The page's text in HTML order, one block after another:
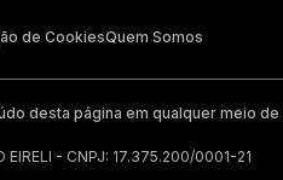
de CookiesQuem Somos
desta página em qualquer meio
- CNPJ: 17.375.200/0001-21